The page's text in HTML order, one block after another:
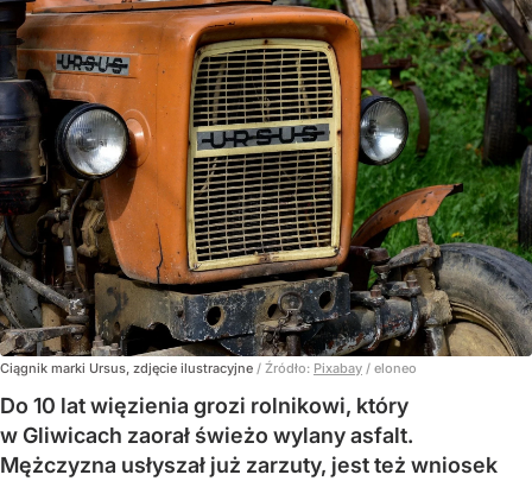
Ciągnik marki Ursus, zdjęcie ilustracyjne / Źródło: Pixabay / eloneo
Do 10 lat więzienia grozi rolnikowi, który
w Gliwicach zaorał świeżo wylany asfalt.
Mężczyzna usłyszał już zarzuty, jest też wniosek